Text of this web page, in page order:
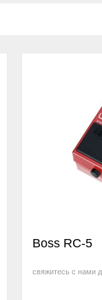
Boss RC-5
свяжитесь с нами